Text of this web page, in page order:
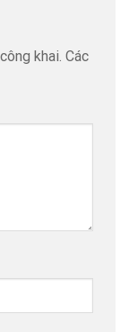
khai. Các